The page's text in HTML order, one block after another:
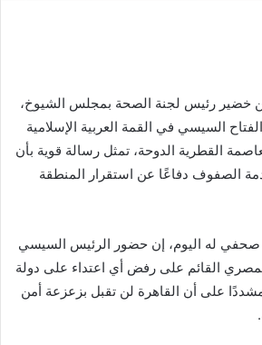
خضير رئيس لجنة الصحة بمجلس الشيوخ،
السيسي في القمة العربية الإسلامية
القطرية الدوحة، تمثل رسالة قوية بأن
الصفوف دفاعًا عن استقرار المنطقة
له اليوم، إن حضور الرئيس السيسي
القائم على رفض أي اعتداء على دولة
على أن القاهرة لن تقبل بزعزعة أمن